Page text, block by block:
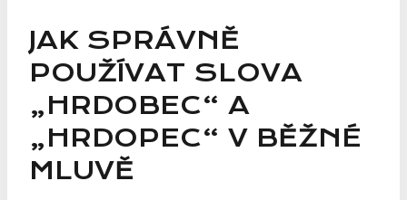
JAK SPRÁVNĚ
POUŽÍVAT SLOVA
„HRDOBEC“ A⁢
„HRDOPEC“ V BĚŽNÉ
⁣MLUVĚ